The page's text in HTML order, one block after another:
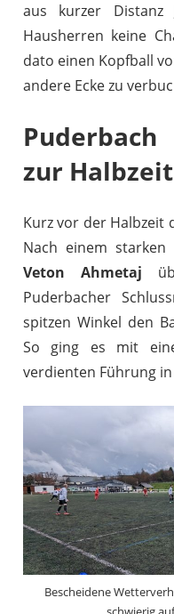
aus kurzer
Hausherren keine
dato einen Kopfball
andere Ecke zu
zur Halbzeit
Kurz vor der Halbzeit
Nach einem starken
Veton Ahmetaj
Puderbacher
spitzen Winkel den
So ging es mit
verdienten Führung
Bescheidene